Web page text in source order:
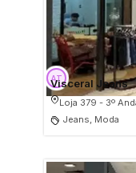
Visceral Jeans
Loja 379 - 3º
Jeans, Moda